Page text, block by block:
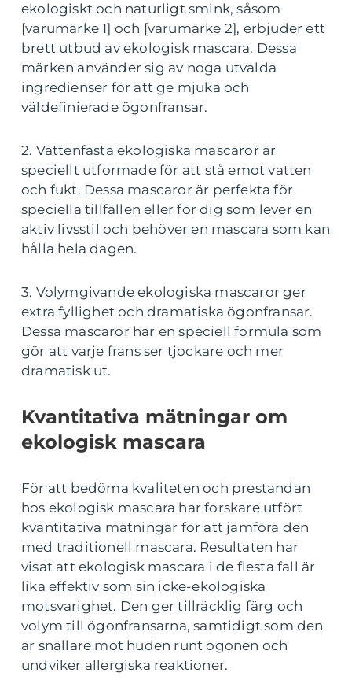
ekologiskt och naturligt smink, såsom
[varumärke 1] och [varumärke 2], erbjuder ett
brett utbud av ekologisk mascara. Dessa
märken använder sig av noga utvalda
ingredienser för att ge mjuka och
väldefinierade ögonfransar.
2. Vattenfasta ekologiska mascaror är
speciellt utformade för att stå emot vatten
och fukt. Dessa mascaror är perfekta för
speciella tillfällen eller för dig som lever en
aktiv livsstil och behöver en mascara som kan
hålla hela dagen.
3. Volymgivande ekologiska mascaror ger
extra fyllighet och dramatiska ögonfransar.
Dessa mascaror har en speciell formula som
gör att varje frans ser tjockare och mer
dramatisk ut.
Kvantitativa mätningar om
ekologisk mascara
För att bedöma kvaliteten och prestandan
hos ekologisk mascara har forskare utfört
kvantitativa mätningar för att jämföra den
med traditionell mascara. Resultaten har
visat att ekologisk mascara i de flesta fall är
lika effektiv som sin icke-ekologiska
motsvarighet. Den ger tillräcklig färg och
volym till ögonfransarna, samtidigt som den
är snällare mot huden runt ögonen och
undviker allergiska reaktioner.